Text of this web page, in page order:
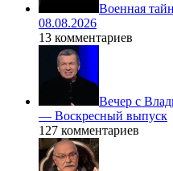
Военная
08.08.2026
13 комментариев
Вечер с
— Воскресный выпуск
127 комментариев